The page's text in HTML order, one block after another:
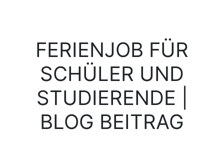
FERIENJOB FÜR
SCHÜLER UND
STUDIERENDE |
BLOG BEITRAG